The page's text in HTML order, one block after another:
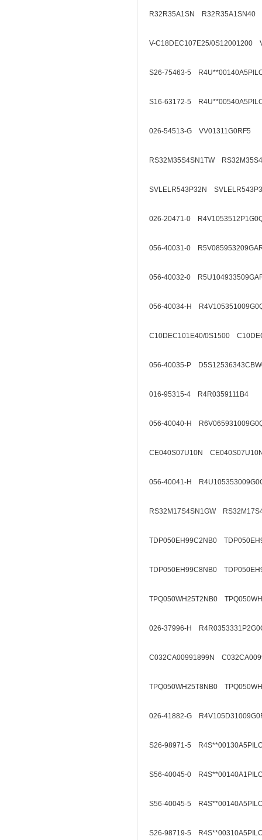
R32R35A1SN R32R35A1SN40
V-C18DEC107E25/0S12001200
S26-75463-5
S16-63172-5
026-54513-G VV01311G0RF5
RS32M35S4SN1TW
SVLELR543P32N
026-20471-0
056-40031-0
056-40032-0
056-40034-H
C10DEC101E40/0S1500
056-40035-P
016-95315-4 R4R0359111B4
056-40040-H
CE040S07U10N
056-40041-H
RS32M17S4SN1GW
TDP050EH99C2NB0
TDP050EH99C8NB0
TPQ050WH25T2NB0
026-37996-H
C032CA00991899N
TPQ050WH25T8NB0
026-41882-G
S26-98971-5
S56-40045-0
S56-40045-5
S26-98719-5